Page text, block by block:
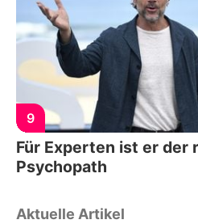
9
Für Experten ist er der
Psychopath
Aktuelle Artikel